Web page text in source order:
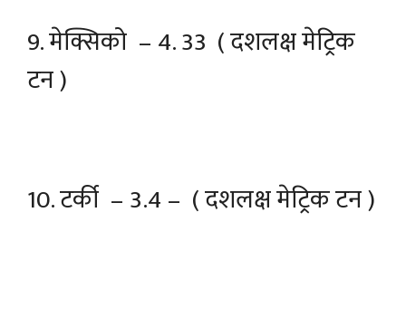
9. मेक्सिको – 4. 33 ( दशलक्ष मेट्रिक
टन )
10. टर्की – 3.4 – ( दशलक्ष मेट्रिक टन )